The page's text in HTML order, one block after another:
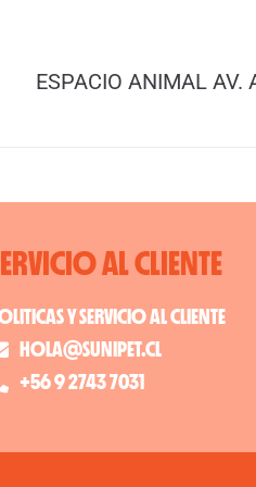
ESPACIO ANIMAL AV.
AL CLIENTE
Y SERVICIO AL CLIENTE
HOLA@SUNIPET.CL
+56 9 2743 7031